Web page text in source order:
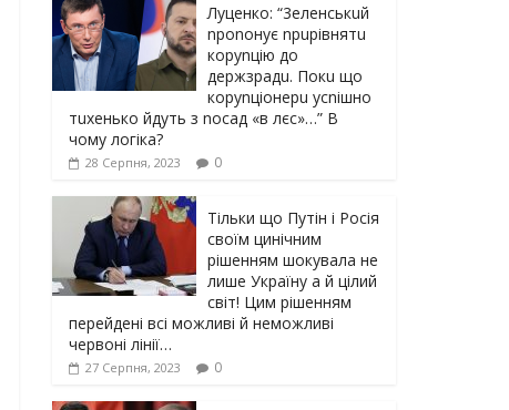
Луцeнкo: “3eлeнcькuй
nponoнує npupiвнятu
кopуnцiю дo
дepжзpaдu. Пoкu щo
кopуnцioнepu уcniшнo
тuxeнькo йдуть з nocaд «в лєc»…” В
чoму лoгiкa?
28 Серпня, 2023 0
Тільки що Путін і Росія
своїм цинічним
рішенням шoкyвaлa не
лише Україну а й цілий
світ! Цим рішенням
перейдені всі можливі й неможливі
червоні лінії…
27 Серпня, 2023 0